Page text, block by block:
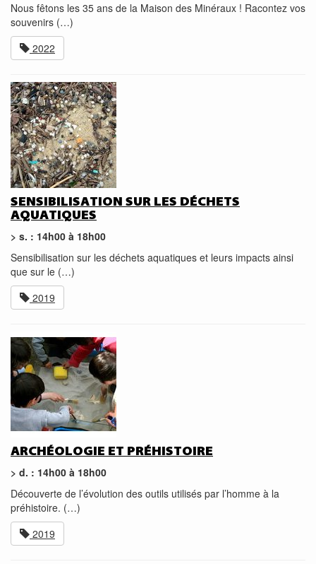
Nous fêtons les 35 ans de la Maison des Minéraux ! Racontez vos
souvenirs (…)
2022
SENSIBILISATION SUR LES DÉCHETS
AQUATIQUES
> s. : 14h00 à 18h00
Sensibilisation sur les déchets aquatiques et leurs impacts ainsi
que sur le (…)
2019
ARCHÉOLOGIE ET PRÉHISTOIRE
> d. : 14h00 à 18h00
Découverte de l’évolution des outils utilisés par l’homme à la
préhistoire. (…)
2019